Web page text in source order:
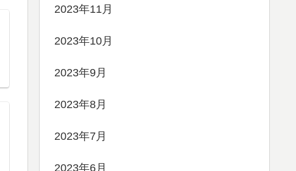
2023年11月
2023年10月
2023年9月
2023年8月
2023年7月
2023年6月